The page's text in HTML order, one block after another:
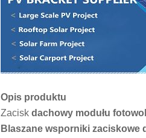
Opis produktu
Zacisk dachowy modułu
Blaszane wsporniki zaciskowe